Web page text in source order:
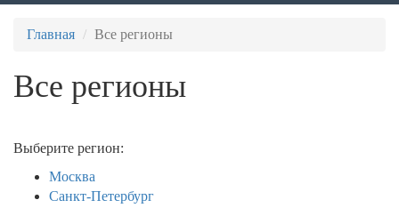
Главная Все регионы
Все регионы
Выберите регион:
Москва
Санкт-Петербург